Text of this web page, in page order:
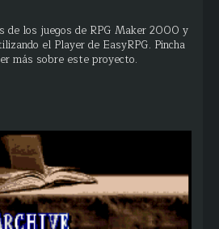
de los juegos de RPG Maker 2000 y
el Player de EasyRPG. Pincha
más sobre este proyecto.